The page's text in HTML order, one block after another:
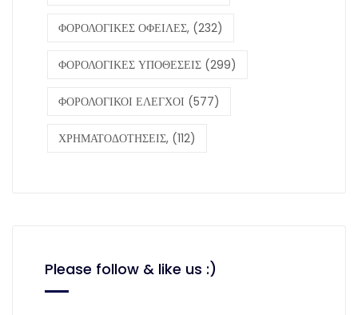
ΦΟΡΟΛΟΓΙΚΕΣ ΟΦΕΙΛΕΣ, (232)
ΦΟΡΟΛΟΓΙΚΕΣ ΥΠΟΘΕΣΕΙΣ (299)
ΦΟΡΟΛΟΓΙΚΟΙ ΕΛΕΓΧΟΙ (577)
ΧΡΗΜΑΤΟΔΟΤΗΣΕΙΣ, (112)
Please follow & like us :)